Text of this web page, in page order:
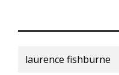
Search
for: